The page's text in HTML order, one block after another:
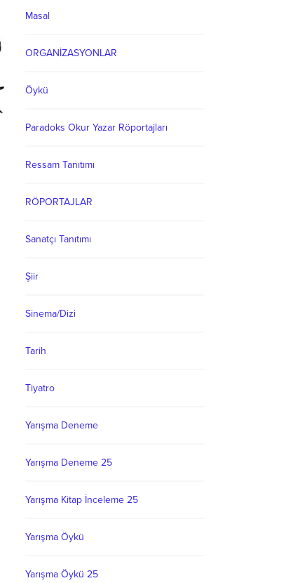
Masal
ORGANİZASYONLAR
Öykü
Paradoks Okur Yazar Röportajları
Ressam Tanıtımı
RÖPORTAJLAR
Sanatçı Tanıtımı
Şiir
Sinema/Dizi
Tarih
Tiyatro
Yarışma Deneme
Yarışma Deneme 25
Yarışma Kitap İnceleme 25
Yarışma Öykü
Yarışma Öykü 25